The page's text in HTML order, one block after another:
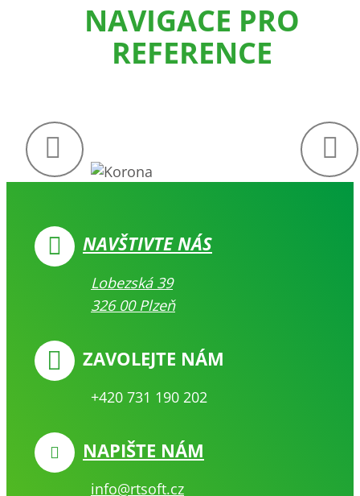
NAVIGACE PRO
REFERENCE
Další
Předchozí
NAVŠTIVTE NÁS
Lobezská 39
326 00 Plzeň
ZAVOLEJTE NÁM
+420 731 190 202
NAPIŠTE NÁM
info@rtsoft.cz